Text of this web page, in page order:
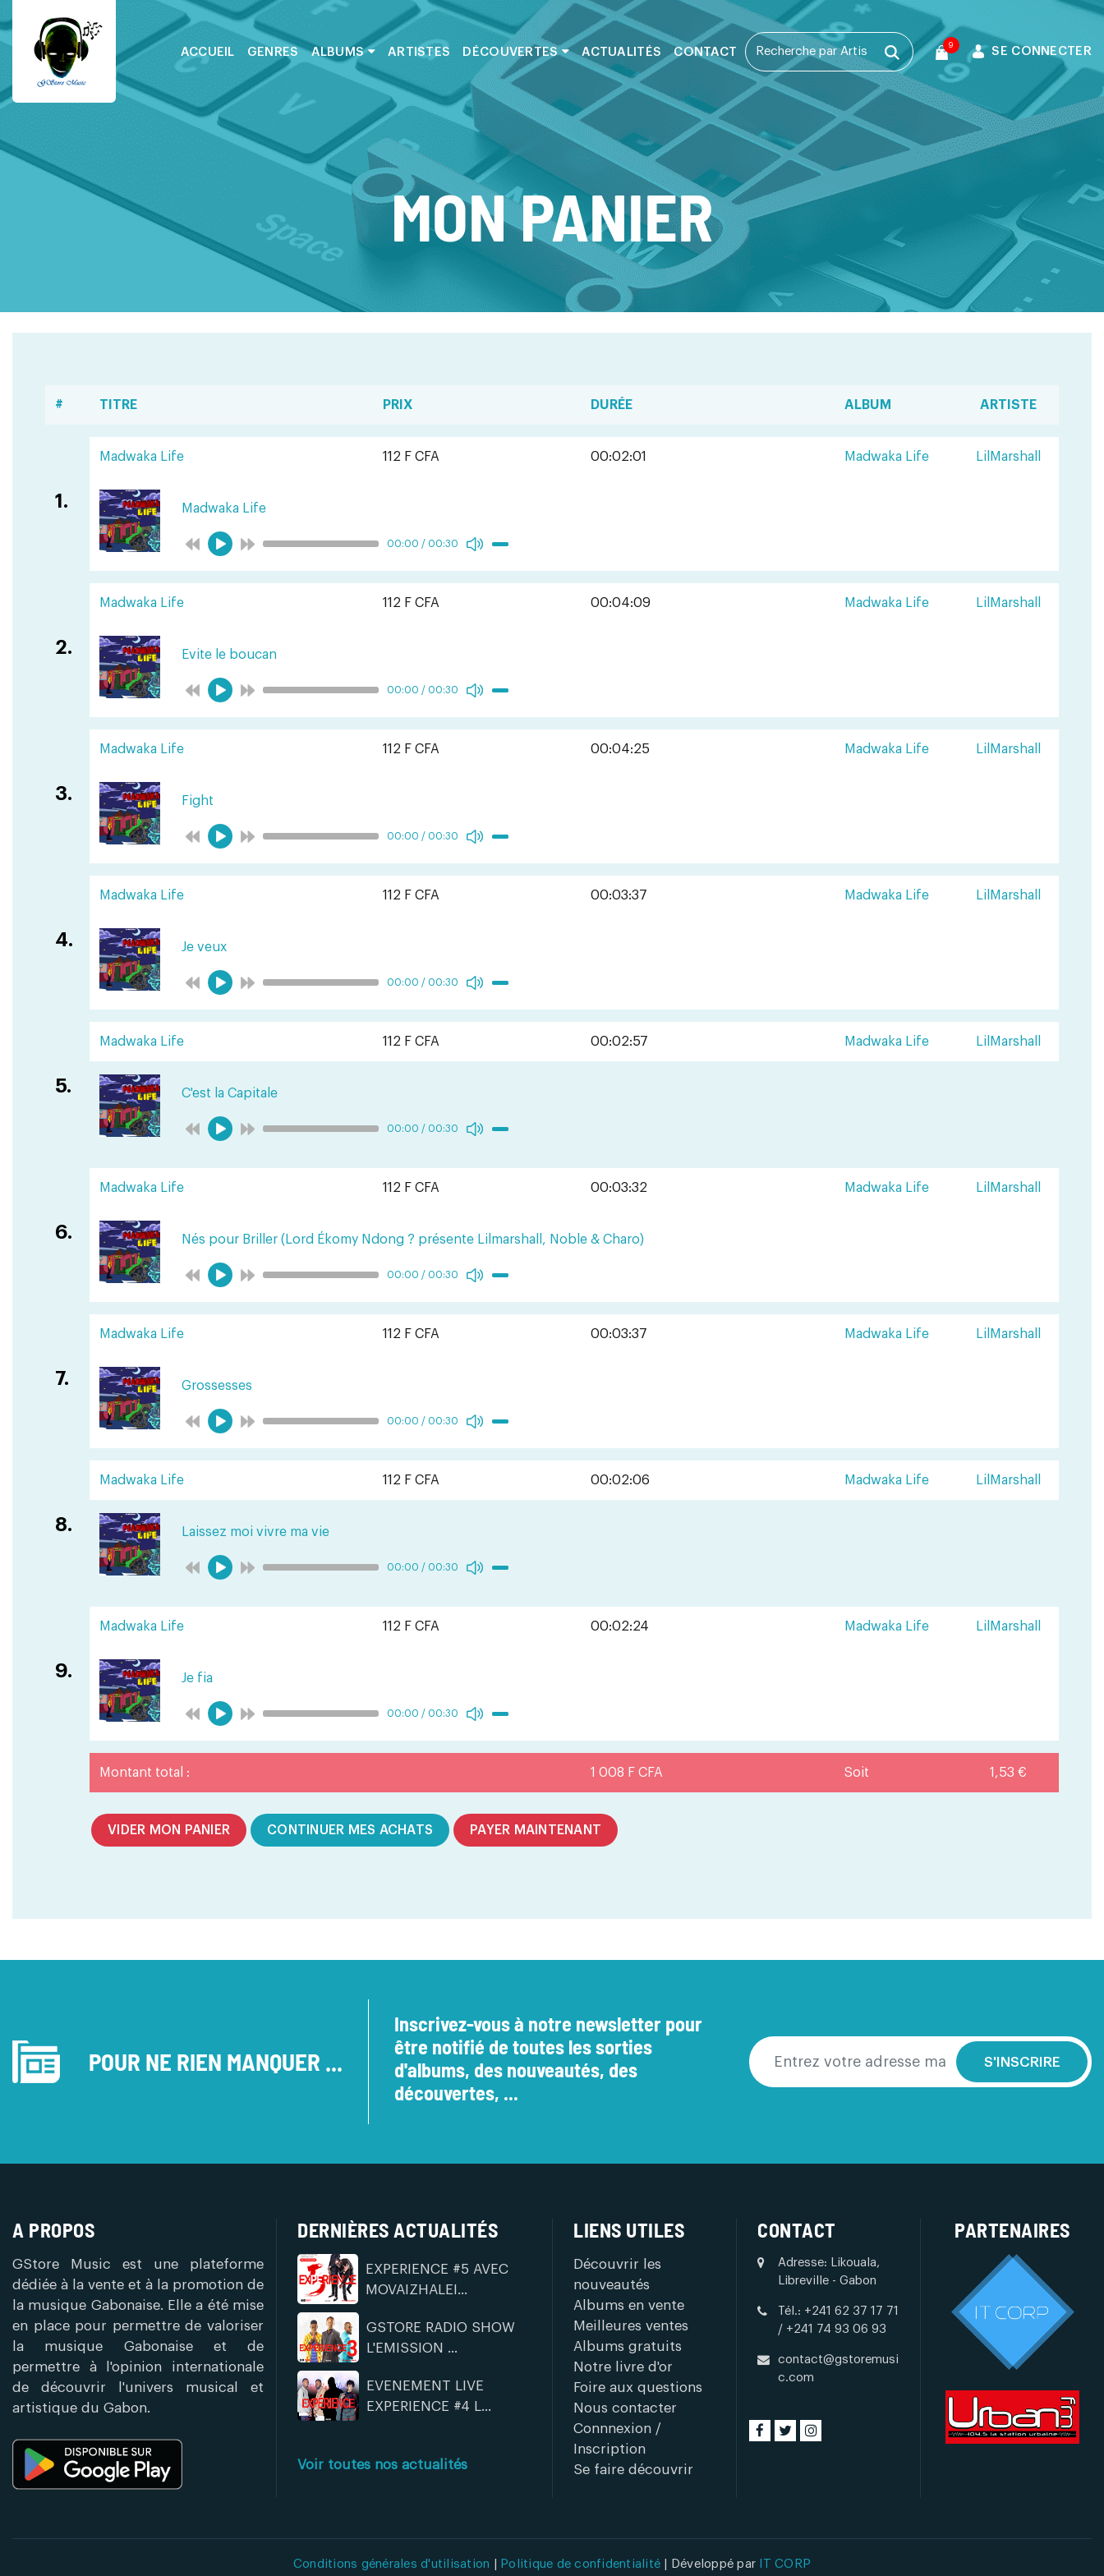
ACCUEIL GENRES ALBUMS ARTISTES DÉCOUVERTES ACTUALITÉS CONTACT
9 SE CONNECTER
MON PANIER
# TITRE PRIX DURÉE ALBUM ARTISTE
Madwaka Life 112 F CFA 00:02:01 Madwaka Life LilMarshall
1. Madwaka Life
00:00 / 00:30
Madwaka Life 112 F CFA 00:04:09 Madwaka Life LilMarshall
2. Evite le boucan
00:00 / 00:30
Madwaka Life 112 F CFA 00:04:25 Madwaka Life LilMarshall
3. Fight
00:00 / 00:30
Madwaka Life 112 F CFA 00:03:37 Madwaka Life LilMarshall
4. Je veux
00:00 / 00:30
Madwaka Life 112 F CFA 00:02:57 Madwaka Life LilMarshall
5. C'est la Capitale
00:00 / 00:30
Madwaka Life 112 F CFA 00:03:32 Madwaka Life LilMarshall
6. Nés pour Briller (Lord Ékomy Ndong ? présente Lilmarshall, Noble & Charo)
00:00 / 00:30
Madwaka Life 112 F CFA 00:03:37 Madwaka Life LilMarshall
7. Grossesses
00:00 / 00:30
Madwaka Life 112 F CFA 00:02:06 Madwaka Life LilMarshall
8. Laissez moi vivre ma vie
00:00 / 00:30
Madwaka Life 112 F CFA 00:02:24 Madwaka Life LilMarshall
9. Je fia
00:00 / 00:30
Montant total : 1 008 F CFA Soit 1,53 €
VIDER MON PANIER CONTINUER MES ACHATS PAYER MAINTENANT
POUR NE RIEN MANQUER ...
Inscrivez-vous à notre newsletter pour
être notifié de toutes les sorties
d'albums, des nouveautés, des
découvertes, ...
S'INSCRIRE
A PROPOS
GStore Music est une plateforme
dédiée à la vente et à la promotion de
la musique Gabonaise. Elle a été mise
en place pour permettre de valoriser
la musique Gabonaise et de
permettre à l'opinion internationale
de découvrir l'univers musical et
artistique du Gabon.
DERNIÈRES ACTUALITÉS
EXPERIENCE #5 AVEC
MOVAIZHALEI...
GSTORE RADIO SHOW
L'EMISSION ...
EVENEMENT LIVE
EXPERIENCE #4 L...
Voir toutes nos actualités
LIENS UTILES
Découvrir les
nouveautés
Albums en vente
Meilleures ventes
Albums gratuits
Notre livre d'or
Foire aux questions
Nous contacter
Connnexion /
Inscription
Se faire découvrir
CONTACT
Adresse: Likouala,
Libreville - Gabon
Tél.: +241 62 37 17 71
/ +241 74 93 06 93
contact@gstoremusi
c.com
PARTENAIRES
Conditions générales d'utilisation Politique de confidentialité | Développé par IT CORP